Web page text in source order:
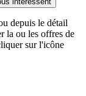
depuis le détail
la ou les offres de
sur l'icône